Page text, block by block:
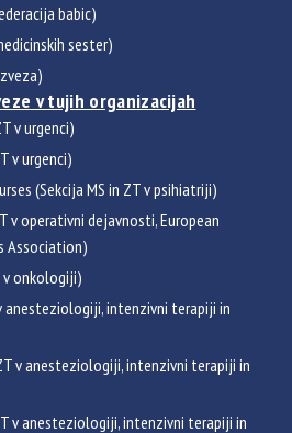
babic)
sester)
v tujih organizacijah
v urgenci)
v urgenci)
(Sekcija MS in ZT v psihiatriji)
v operativni dejavnosti, European
Association)
v onkologiji)
anesteziologiji, intenzivni terapiji in
ZT v anesteziologiji, intenzivni terapiji in
v anesteziologiji, intenzivni terapiji in